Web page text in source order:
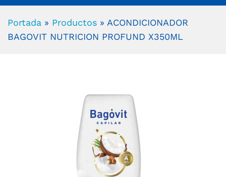
Portada » Productos » ACONDICIONADOR
BAGOVIT NUTRICION PROFUND X350ML